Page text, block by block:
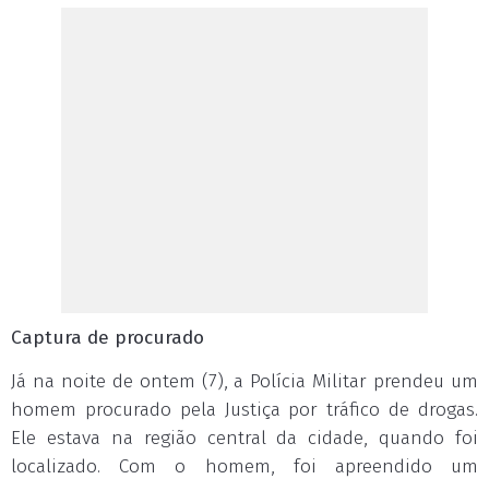
Captura de procurado
Já na noite de ontem (7), a Polícia Militar prendeu um
homem procurado pela Justiça por tráfico de drogas.
Ele estava na região central da cidade, quando foi
localizado. Com o homem, foi apreendido um